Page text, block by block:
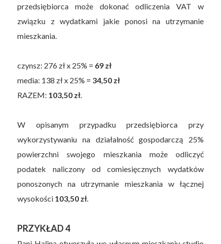
przedsiębiorca może dokonać odliczenia VAT w
związku z wydatkami jakie ponosi na utrzymanie
mieszkania.
czynsz: 276 zł x 25% = 69 zł
media: 138 zł x 25% = 34,50 zł
RAZEM: 103,50 zł
W opisanym przypadku przedsiębiorca przy
wykorzystywaniu na działalność gospodarczą 25%
powierzchni swojego mieszkania może odliczyć
podatek naliczony od comiesięcznych wydatków
ponoszonych na utrzymanie mieszkania w łącznej
wysokości 103,50 zł
PRZYKŁAD 4